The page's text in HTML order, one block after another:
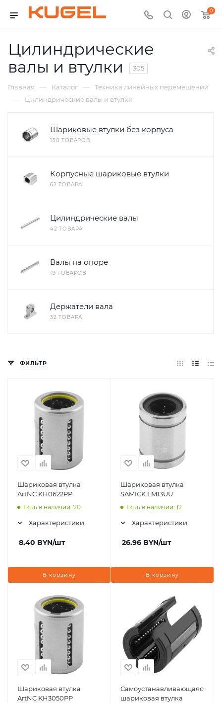
0
Цилиндрические
валы и втулки
305
Главная — Каталог — Техника линейных перемещений
— Цилиндрические валы и втулки
Шариковые втулки без корпуса
150 ТОВАРОВ
Корпусные шариковые втулки
62 ТОВАРА
Цилиндрические валы
42 ТОВАРА
Валы на опоре
19 ТОВАРОВ
Держатели вала
32 ТОВАРА
ФИЛЬТР
Шариковая втулка
ArtNC KH0622PP
Есть в наличии: 20
Характеристики
8.40 BYN/шт
В корзину
Шариковая втулка
SAMICK LM13UU
Есть в наличии: 12
Характеристики
26.96 BYN/шт
В корзину
Шариковая втулка
ArtNC KH3050PP
Самоустанавливающаяся
шариковая втулка